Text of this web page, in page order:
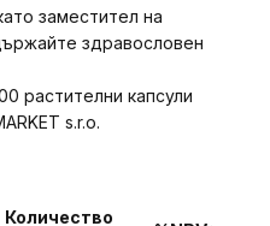
заместител на
здравословен
растителни капсули
s.r.o.
Количество